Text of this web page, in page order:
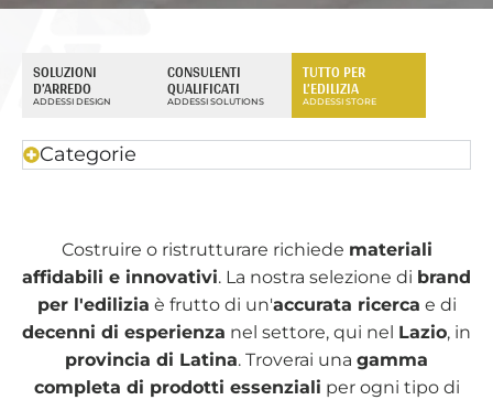
SOLUZIONI
D’ARREDO
ADDESSI DESIGN
CONSULENTI
QUALIFICATI
ADDESSI SOLUTIONS
TUTTO PER
L’EDILIZIA
ADDESSI STORE
Categorie
Costruire o ristrutturare richiede materiali
affidabili e innovativi. La nostra selezione di brand
per l'edilizia è frutto di un'accurata ricerca e di
decenni di esperienza nel settore, qui nel Lazio, in
provincia di Latina. Troverai una gamma
completa di prodotti essenziali per ogni tipo di